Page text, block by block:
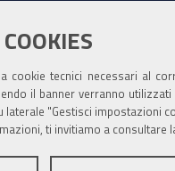
cookie tecnici necessari al
il banner verranno
laterale "Gestisci impostazioni
ti invitiamo a consultare
d'Italia:
0001 3855
XECKYI